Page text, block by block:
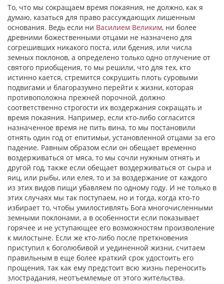
То, что мы сокращаем время покаяния, не должно, как я
думаю, казаться для право рассуждающих лишенным
основания. Ведь если ни Василием Великим, ни более
древними божественными отцами не назначено для
согрешивших никакого поста, или бдения, или числа
земных поклонов, а определено только одно отлучение от
святого приобщения, то мы решили, что для тех, кто
истинно кается, стремится сокрушить плоть суровыми
подвигами и благоразумно перейти к жизни, которая
противоположна прежней порочной, должно
соответственно строгости их воздержания сокращать и
время покаяния. Например, если кто-либо согласится
назначенное время не пить вина, то мы постановили
отнять один год от епитимьи, установленной отцами за его
падение. Равным образом если он обещает временно
воздерживаться от мяса, то мы сочли нужным отнять и
другой год, также если обещает воздерживаться от сыра и
яиц, или рыбы, или елея, то и за воздержание от каждого
из этих видов пищи убавляем по одному году. И не только в
этих случаях мы так поступаем, но и тогда, когда кто-то
избирает то, чтобы умилостивлять Бога многочисленными
земными поклонами, а в особенности если показывает
горячее и не уступающее его возможностям произволение
к милостыне. Если же кто-либо после преткновения
приступил к боголюбивой и уединенной жизни, считаем
правильным в еще более краткий срок удостоить его
прощения, так как ему предстоит всю жизнь переносить
злострадания, неотъемлемые от этого жительства.